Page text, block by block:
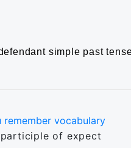
simple past
vocabulary
of expect